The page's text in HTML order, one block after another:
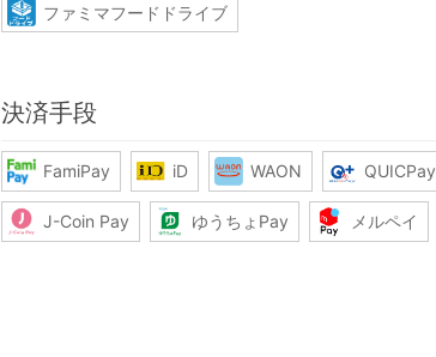
ファミマフードドライブ
決済手段
FamiPay iD WAON QUICPay
J-Coin Pay ゆうちょPay メルペイ